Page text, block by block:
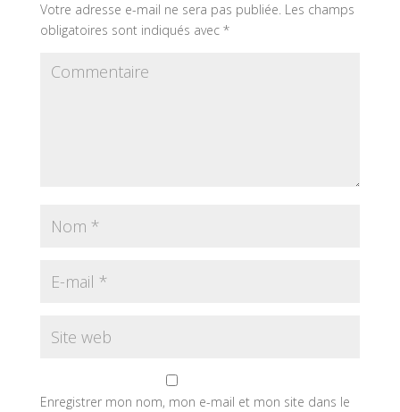
Votre adresse e-mail ne sera pas publiée. Les champs
obligatoires sont indiqués avec *
Enregistrer mon nom, mon e-mail et mon site dans le